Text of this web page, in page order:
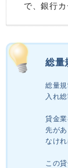
で、銀行
総量
総量
入れ
貸金
先が
なけれ
この